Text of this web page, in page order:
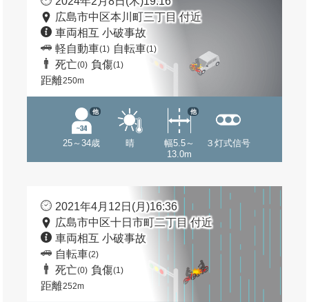
広島市中区本川町三丁目 付近
車両相互 小破事故
軽自動車(1) 自転車(1)
死亡(0) 負傷(1)
距離250m
25～34歳
他
晴
幅5.5～
13.0m
他
３灯式信号
2021年4月12日(月)16:36
広島市中区十日市町二丁目 付近
車両相互 小破事故
自転車(2)
死亡(0) 負傷(1)
距離252m